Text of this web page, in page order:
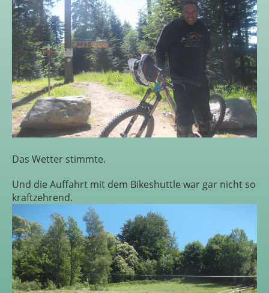
Das Wetter stimmte.
Und die Auffahrt mit dem Bikeshuttle war gar nicht so
kraftzehrend.